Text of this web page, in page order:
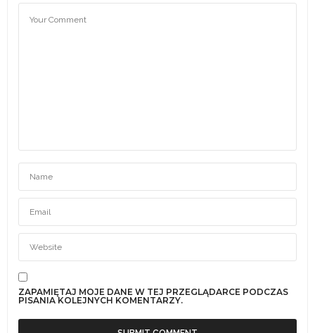
ZAPAMIĘTAJ MOJE DANE W TEJ PRZEGLĄDARCE PODCZAS
PISANIA KOLEJNYCH KOMENTARZY.